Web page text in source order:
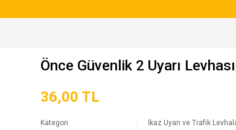
Önce Güvenlik 2 Uyarı
36,00 TL
Kategori İkaz Uyarı ve Trafik